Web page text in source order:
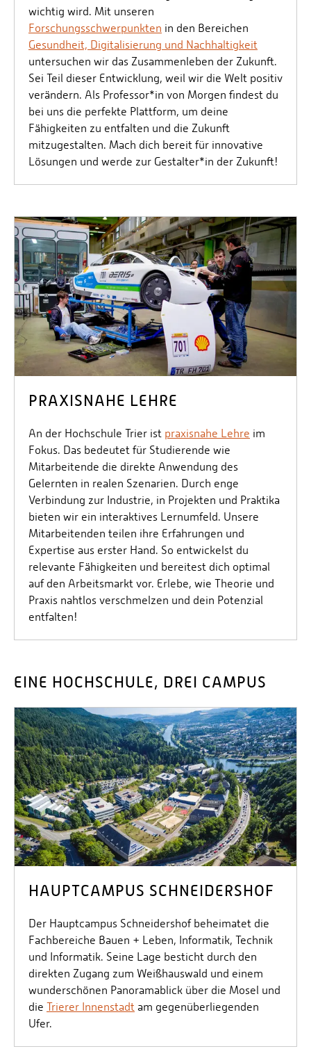
wichtig wird. Mit unseren
Forschungsschwerpunkten in den Bereichen
Gesundheit, Digitalisierung und Nachhaltigkeit
untersuchen wir das Zusammenleben der Zukunft.
Sei Teil dieser Entwicklung, weil wir die Welt positiv
verändern. Als Professor*in von Morgen findest du
bei uns die perfekte Plattform, um deine
Fähigkeiten zu entfalten und die Zukunft
mitzugestalten. Mach dich bereit für innovative
Lösungen und werde zur Gestalter*in der Zukunft!
PRAXISNAHE LEHRE
An der Hochschule Trier ist praxisnahe Lehre im
Fokus. Das bedeutet für Studierende wie
Mitarbeitende die direkte Anwendung des
Gelernten in realen Szenarien. Durch enge
Verbindung zur Industrie, in Projekten und Praktika
bieten wir ein interaktives Lernumfeld. Unsere
Mitarbeitenden teilen ihre Erfahrungen und
Expertise aus erster Hand. So entwickelst du
relevante Fähigkeiten und bereitest dich optimal
auf den Arbeitsmarkt vor. Erlebe, wie Theorie und
Praxis nahtlos verschmelzen und dein Potenzial
entfalten!
EINE HOCHSCHULE, DREI CAMPUS
HAUPTCAMPUS SCHNEIDERSHOF
Der Hauptcampus Schneidershof beheimatet die
Fachbereiche Bauen + Leben, Informatik, Technik
und Informatik. Seine Lage besticht durch den
direkten Zugang zum Weißhauswald und einem
wunderschönen Panoramablick über die Mosel und
die Trierer Innenstadt am gegenüberliegenden
Ufer.